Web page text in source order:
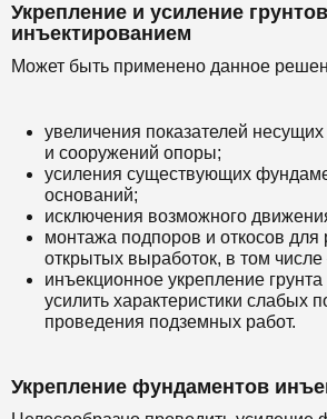
Укрепление и усиление грунтов
инъектированием
Может быть применено данное
увеличения показателей
и сооружений опоры;
усиления существующих
оснований;
исключения возможного
монтажа подпоров и откосов для
открытых выработок, в том числе
инъекционное укрепление
усилить характеристики слабых
проведения подземных работ.
Укрепление фундаментов